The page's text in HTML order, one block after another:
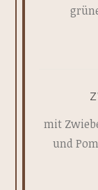
mit
und